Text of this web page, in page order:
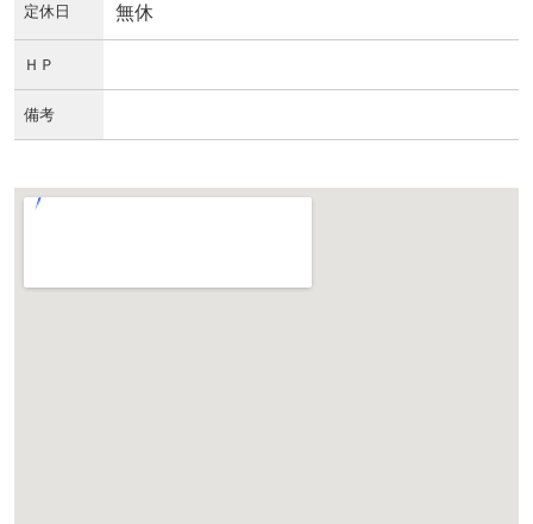
定休日 無休
ＨＰ
備考